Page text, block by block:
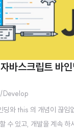
합니다. 자바스크립트 한
'abc', b = 100; alert(a);
시 // 의 뒷부분은 주석
스크립트 바
Develop
딩와 this 의 개념이 끊임
수 있고, 개발을 계속 하